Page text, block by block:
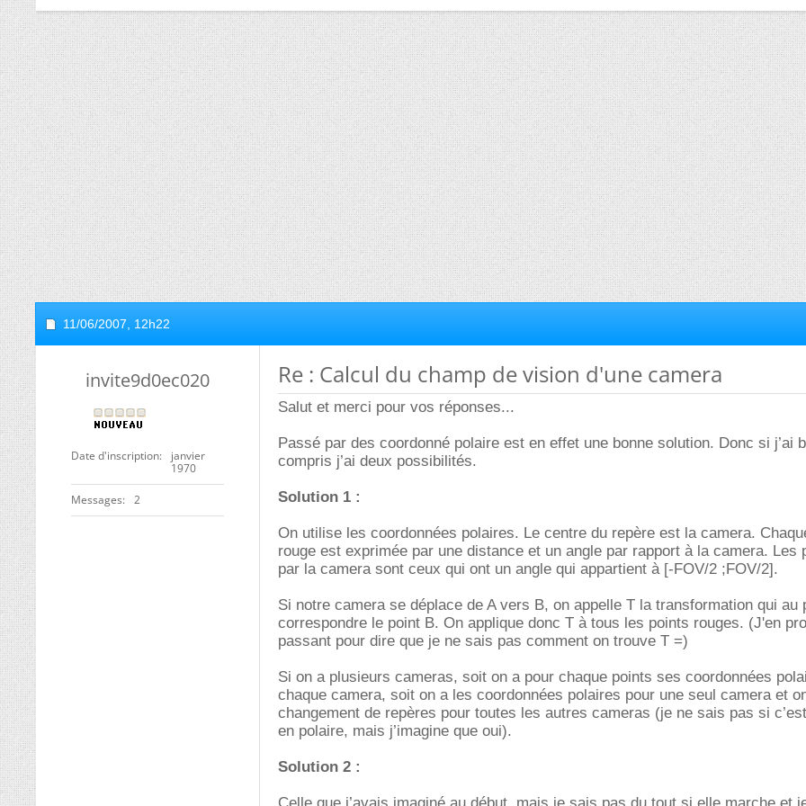
11/06/2007, 12h22
invite9d0ec020
Date d'inscription
janvier
1970
Messages 2
Re : Calcul du champ de vision d'une camera
Salut et merci pour vos réponses...
Passé par des coordonné polaire est en effet une bonne solution. Donc si j’ai
compris j’ai deux possibilités.
Solution 1 :
On utilise les coordonnées polaires. Le centre du repère est la camera.
rouge est exprimée par une distance et un angle par rapport à la camera. Les
par la camera sont ceux qui ont un angle qui appartient à [-FOV/2 ;FOV/2].
Si notre camera se déplace de A vers B, on appelle T la transformation qui au
correspondre le point B. On applique donc T à tous les points rouges. (J'en
passant pour dire que je ne sais pas comment on trouve T =)
Si on a plusieurs cameras, soit on a pour chaque points ses coordonnées
chaque camera, soit on a les coordonnées polaires pour une seul camera et
changement de repères pour toutes les autres cameras (je ne sais pas si
en polaire, mais j’imagine que oui).
Solution 2 :